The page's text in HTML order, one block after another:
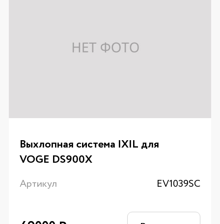
Выхлопная система IXIL для
VOGE DS900X
Артикул EV1039SC